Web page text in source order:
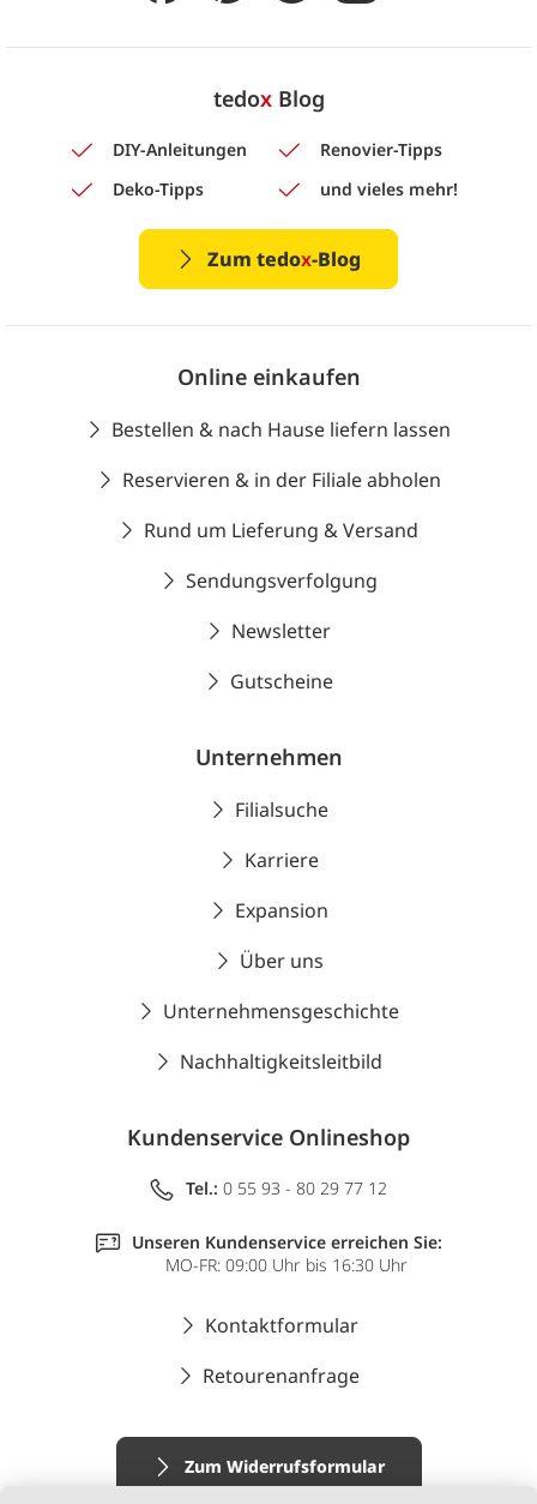
tedoxBlog
DIY-Anleitungen
Renovier-Tipps
Deko-Tipps
und vieles mehr!
Zum tedox-Blog
Online einkaufen
Bestellen & nach Hause liefern lassen
Reservieren & in der Filiale abholen
Rund um Lieferung & Versand
Sendungsverfolgung
Newsletter
Gutscheine
Unternehmen
Filialsuche
Karriere
Expansion
Über uns
Unternehmensgeschichte
Nachhaltigkeitsleitbild
Kundenservice Onlineshop
Tel.: 0 55 93 - 80 29 77 12
Unseren Kundenservice erreichen Sie:
MO-FR: 09:00 Uhr bis 16:30 Uhr
Kontaktformular
Retourenanfrage
Zum Widerrufsformular